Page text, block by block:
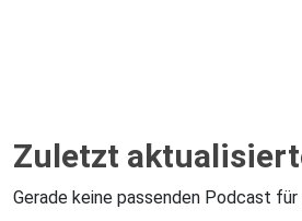
Zuletzt
Gerade keine passenden Podcast